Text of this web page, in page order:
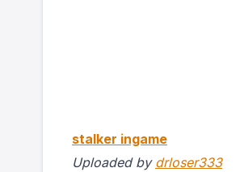
stalker ingame
Uploaded by drloser333